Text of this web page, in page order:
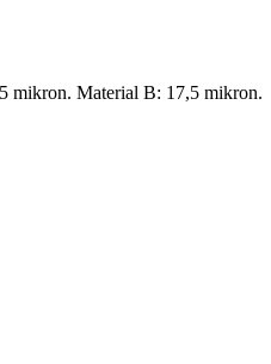
mikron. Material B: 17,5 mikron.